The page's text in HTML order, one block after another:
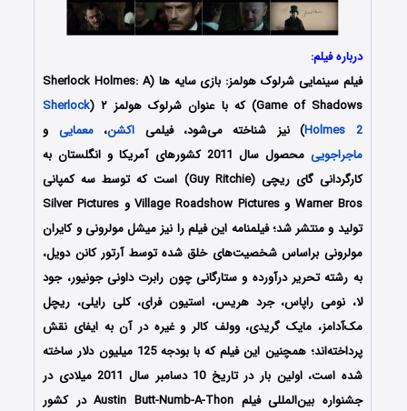
درباره فیلم:
فیلم سینمایی شرلوک هولمز: بازی سایه ها (Sherlock Holmes: A
Game of Shadows) که با عنوان شرلوک هولمز ۲ (
Sherlock
Holmes 2) نیز شناخته می‌شود، فیلمی اکشن،معمایی و
ماجراجویی
محصول سال 2011 کشورهای آمریکا و انگلستان به
کارگردانی گای ریچی (Guy Ritchie) است که توسط سه کمپانی
Warner Bros و Village Roadshow Pictures و Silver Pictures
تولید و منتشر شد؛ فیلمنامه این فیلم را نیز میشل مولرونی و کایران
مولرونی براساس شخصیت‌های خلق شده توسط آرتور کانن دویل،
به رشته تحریر درآورده و ستارگانی چون رابرت داونی جونیور، جود
لا، نومی راپاس، جرد هریس، استیون فرای، کلی رایلی، ریچل
مک‌آدامز، مایک گریدی، وولف کالر و غیره در آن به ایفای نقش
پرداخته‌اند؛ همچنین این فیلم که با بودجه 125 میلیون دلار ساخته
شده است، اولین بار در تاریخ 10 دسامبر سال 2011 میلادی در
جشنواره بین‌المللی فیلم Austin Butt-Numb-A-Thon در کشور